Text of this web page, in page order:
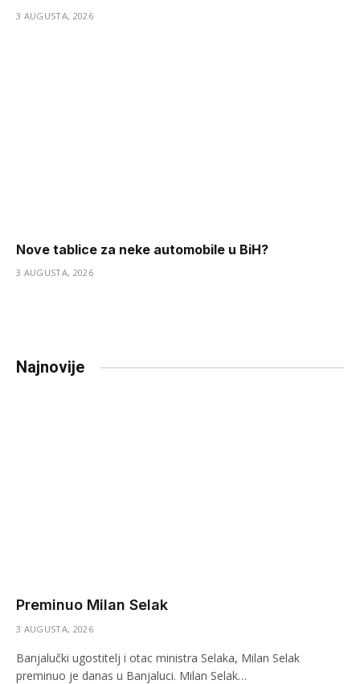
3 AUGUSTA, 2026
Nove tablice za neke automobile u BiH?
3 AUGUSTA, 2026
Najnovije
Preminuo Milan Selak
3 AUGUSTA, 2026
Banjalučki ugostitelj i otac ministra Selaka, Milan Selak
preminuo je danas u Banjaluci. Milan Selak…